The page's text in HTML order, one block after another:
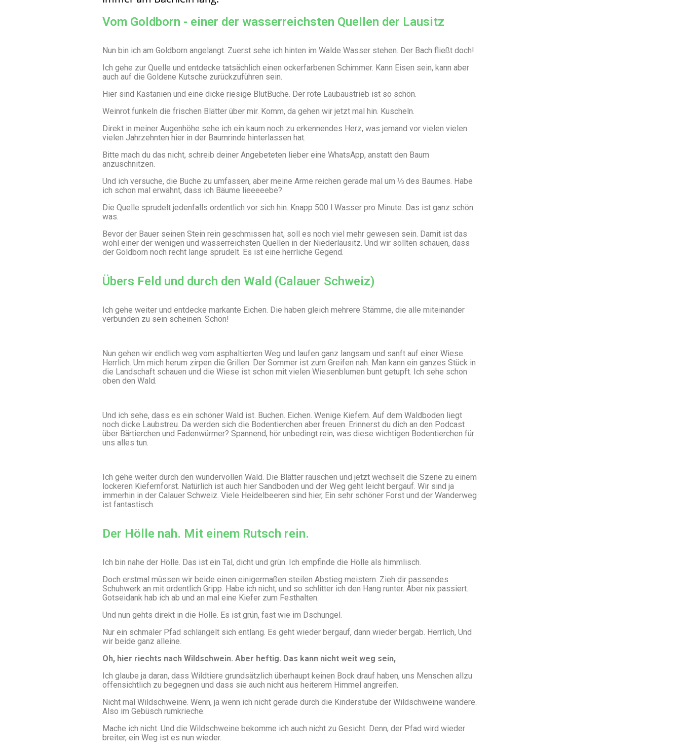
Vom Goldborn - einer der wasserreichsten Quellen der Lausitz
Nun bin ich am Goldborn angelangt. Zuerst sehe ich hinten im Walde Wasser stehen. Der Bach fließt doch!
Ich gehe zur Quelle und entdecke tatsächlich einen ockerfarbenen Schimmer. Kann Eisen sein, kann aber
auch auf die Goldene Kutsche zurückzuführen sein.
Hier sind Kastanien und eine dicke riesige BlutBuche. Der rote Laubaustrieb ist so schön.
Weinrot funkeln die frischen Blätter über mir. Komm, da gehen wir jetzt mal hin. Kuscheln.
Direkt in meiner Augenhöhe sehe ich ein kaum noch zu erkennendes Herz, was jemand vor vielen vielen
vielen Jahrzehnten hier in der Baumrinde hinterlassen hat.
Bitte mach du das nicht, schreib deiner Angebeteten lieber eine WhatsApp, anstatt den Baum
anzuschnitzen.
Und ich versuche, die Buche zu umfassen, aber meine Arme reichen gerade mal um ⅓ des Baumes. Habe
ich schon mal erwähnt, dass ich Bäume lieeeeebe?
Die Quelle sprudelt jedenfalls ordentlich vor sich hin. Knapp 500 l Wasser pro Minute. Das ist ganz schön
was.
Bevor der Bauer seinen Stein rein geschmissen hat, soll es noch viel mehr gewesen sein. Damit ist das
wohl einer der wenigen und wasserreichsten Quellen in der Niederlausitz. Und wir sollten schauen, dass
der Goldborn noch recht lange sprudelt. Es ist eine herrliche Gegend.
Übers Feld und durch den Wald (Calauer Schweiz)
Ich gehe weiter und entdecke markante Eichen. Die haben gleich mehrere Stämme, die alle miteinander
verbunden zu sein scheinen. Schön!
Nun gehen wir endlich weg vom asphaltierten Weg und laufen ganz langsam und sanft auf einer Wiese.
Herrlich. Um mich herum zirpen die Grillen. Der Sommer ist zum Greifen nah. Man kann ein ganzes Stück in
die Landschaft schauen und die Wiese ist schon mit vielen Wiesenblumen bunt getupft. Ich sehe schon
oben den Wald.
Und ich sehe, dass es ein schöner Wald ist. Buchen. Eichen. Wenige Kiefern. Auf dem Waldboden liegt
noch dicke Laubstreu. Da werden sich die Bodentierchen aber freuen. Erinnerst du dich an den Podcast
über Bärtierchen und Fadenwürmer? Spannend, hör unbedingt rein, was diese wichtigen Bodentierchen für
uns alles tun.
Ich gehe weiter durch den wundervollen Wald. Die Blätter rauschen und jetzt wechselt die Szene zu einem
lockeren Kiefernforst. Natürlich ist auch hier Sandboden und der Weg geht leicht bergauf. Wir sind ja
immerhin in der Calauer Schweiz. Viele Heidelbeeren sind hier, Ein sehr schöner Forst und der Wanderweg
ist fantastisch.
Der Hölle nah. Mit einem Rutsch rein.
Ich bin nahe der Hölle. Das ist ein Tal, dicht und grün. Ich empfinde die Hölle als himmlisch.
Doch erstmal müssen wir beide einen einigermaßen steilen Abstieg meistern. Zieh dir passendes
Schuhwerk an mit ordentlich Gripp. Habe ich nicht, und so schlitter ich den Hang runter. Aber nix passiert.
Gotseidank hab ich ab und an mal eine Kiefer zum Festhalten.
Und nun gehts direkt in die Hölle. Es ist grün, fast wie im Dschungel.
Nur ein schmaler Pfad schlängelt sich entlang. Es geht wieder bergauf, dann wieder bergab. Herrlich, Und
wir beide ganz alleine.
Oh, hier riechts nach Wildschwein. Aber heftig. Das kann nicht weit weg sein,
Ich glaube ja daran, dass Wildtiere grundsätzlich überhaupt keinen Bock drauf haben, uns Menschen allzu
offensichtlich zu begegnen und dass sie auch nicht aus heiterem Himmel angreifen.
Nicht mal Wildschweine. Wenn, ja wenn ich nicht gerade durch die Kinderstube der Wildschweine wandere.
Also im Gebüsch rumkrieche.
Mache ich nicht. Und die Wildschweine bekomme ich auch nicht zu Gesicht. Denn, der Pfad wird wieder
breiter, ein Weg ist es nun wieder.